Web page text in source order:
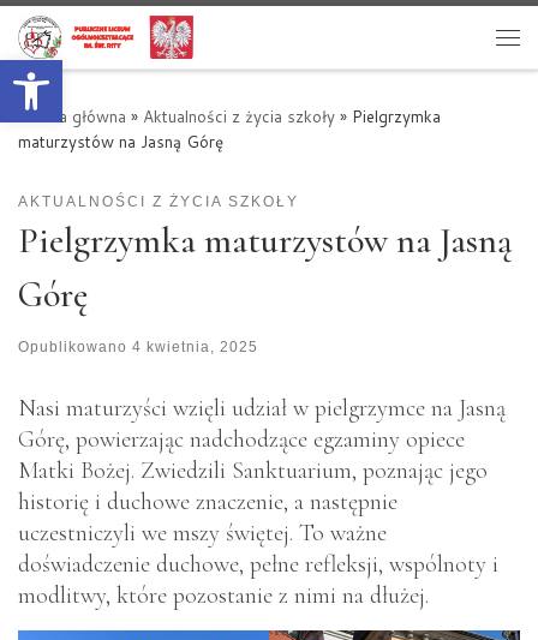
Otwórz pasek narzędzi
Przejdź do treści
Strona główna » Aktualności z życia szkoły » Pielgrzymka
maturzystów na Jasną Górę
AKTUALNOŚCI Z ŻYCIA SZKOŁY
Pielgrzymka maturzystów na Jasną
Górę
Opublikowano 4 kwietnia, 2025
Nasi maturzyści wzięli udział w pielgrzymce na Jasną
Górę, powierzając nadchodzące egzaminy opiece
Matki Bożej. Zwiedzili Sanktuarium, poznając jego
historię i duchowe znaczenie, a następnie
uczestniczyli we mszy świętej. To ważne
doświadczenie duchowe, pełne refleksji, wspólnoty i
modlitwy, które pozostanie z nimi na dłużej.